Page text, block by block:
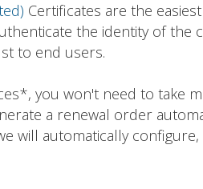
Certificates are the
the identity of the
to end users.
you won't need to take
a renewal order
will automatically